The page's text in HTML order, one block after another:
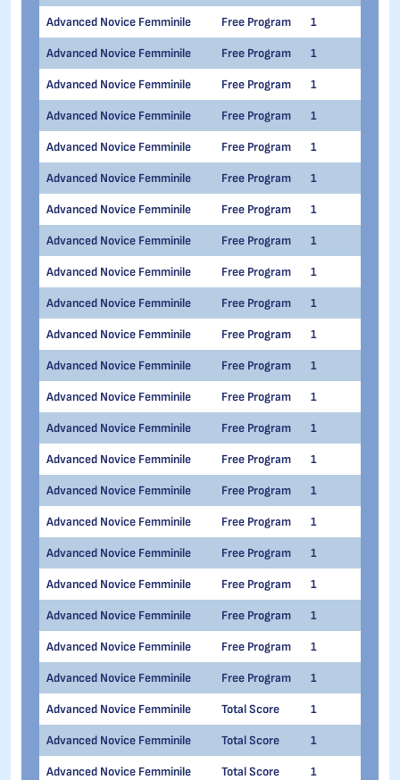
Advanced Novice Femminile Free Program 1
Advanced Novice Femminile Free Program 1
Advanced Novice Femminile Free Program 1
Advanced Novice Femminile Free Program 1
Advanced Novice Femminile Free Program 1
Advanced Novice Femminile Free Program 1
Advanced Novice Femminile Free Program 1
Advanced Novice Femminile Free Program 1
Advanced Novice Femminile Free Program 1
Advanced Novice Femminile Free Program 1
Advanced Novice Femminile Free Program 1
Advanced Novice Femminile Free Program 1
Advanced Novice Femminile Free Program 1
Advanced Novice Femminile Free Program 1
Advanced Novice Femminile Free Program 1
Advanced Novice Femminile Free Program 1
Advanced Novice Femminile Free Program 1
Advanced Novice Femminile Free Program 1
Advanced Novice Femminile Free Program 1
Advanced Novice Femminile Free Program 1
Advanced Novice Femminile Free Program 1
Advanced Novice Femminile Free Program 1
Advanced Novice Femminile Total Score 1
Advanced Novice Femminile Total Score 1
Advanced Novice Femminile Total Score 1